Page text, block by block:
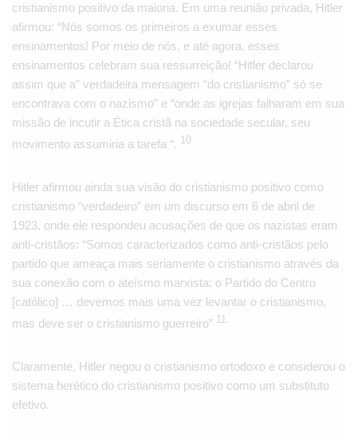
cristianismo positivo da maioria. Em uma reunião privada, Hitler
afirmou: “Nós somos os primeiros a exumar esses
ensinamentos! Por meio de nós, e até agora, esses
ensinamentos celebram sua ressurreição! “Hitler declarou
assim que a” verdadeira mensagem “do cristianismo” só se
encontrava com o nazismo” e “onde as igrejas falharam em sua
missão de incutir a Ética cristã na sociedade secular, seu
movimento assumiria a tarefa “. 10
Hitler afirmou ainda sua visão do cristianismo positivo como
cristianismo “verdadeiro” em um discurso em 6 de abril de
1923, onde ele respondeu acusações de que os nazistas eram
anti-cristãos: “Somos caracterizados como anti-cristãos pelo
partido que ameaça mais seriamente o cristianismo através da
sua conexão com o ateísmo marxista: o Partido do Centro
[católico] … devemos mais uma vez levantar o cristianismo,
mas deve ser o cristianismo guerreiro” 11.
Claramente, Hitler negou o cristianismo ortodoxo e considerou o
sistema herético do cristianismo positivo como um substituto
efetivo.